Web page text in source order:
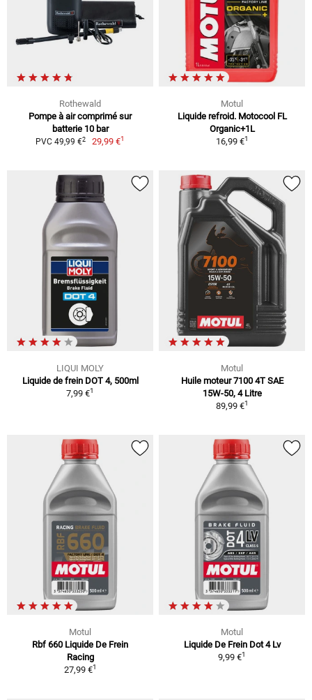
Rothewald
Pompe à air comprimé sur
batterie 10 bar
PVC 49,99 €2 29,99 €1
Motul
Liquide refroid. Motocool FL
Organic+1L
16,99 €1
LIQUI MOLY
Liquide de frein DOT 4, 500ml
7,99 €1
Motul
Huile moteur 7100 4T SAE
15W-50, 4 Litre
89,99 €1
Motul
Rbf 660 Liquide De Frein
Racing
27,99 €1
Motul
Liquide De Frein Dot 4 Lv
9,99 €1